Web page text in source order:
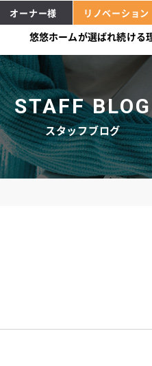
悠悠ホームが選ばれ続ける
オーナー様 リノベーション
STAFF BLOG
スタッフブログ